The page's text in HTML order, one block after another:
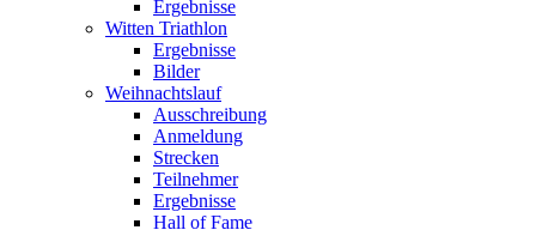
Ergebnisse
Witten Triathlon
Ergebnisse
Bilder
Weihnachtslauf
Ausschreibung
Anmeldung
Strecken
Teilnehmer
Ergebnisse
Hall of Fame